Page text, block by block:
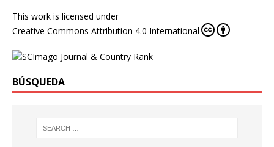
This work is licensed under
Creative Commons Attribution 4.0 International
BÚSQUEDA